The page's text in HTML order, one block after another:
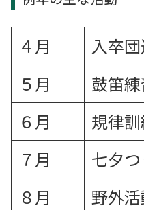
４月
入卒
５月
鼓笛
６月
規律
７月
七夕
８月
野外活